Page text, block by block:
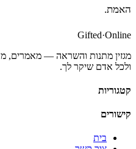
האמת.
Gifted·Online
מגזין מתנות והשראה — מאמרים,
ולכל אדם שיקר לך.
קטגוריות
קישורים
בית